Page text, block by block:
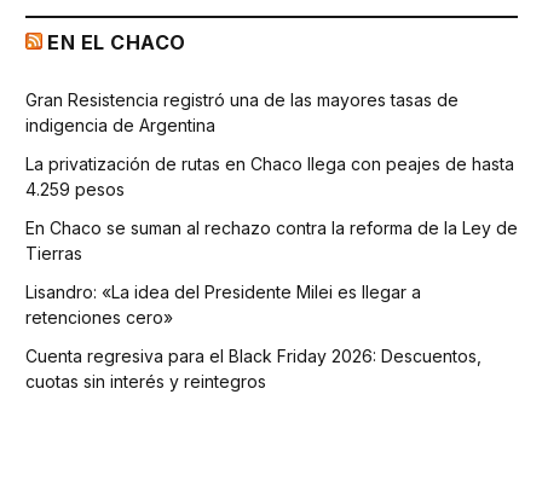
EN EL CHACO
Gran Resistencia registró una de las mayores tasas de
indigencia de Argentina
La privatización de rutas en Chaco llega con peajes de hasta
4.259 pesos
En Chaco se suman al rechazo contra la reforma de la Ley de
Tierras
Lisandro: «La idea del Presidente Milei es llegar a
retenciones cero»
Cuenta regresiva para el Black Friday 2026: Descuentos,
cuotas sin interés y reintegros